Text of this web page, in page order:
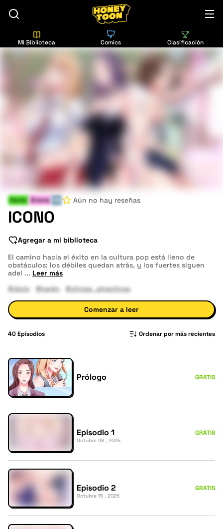
Mi Biblioteca Comics Clasificación
Harén Drama Aún no hay reseñas
ICONO
Agregar a mi biblioteca
El camino hacia el éxito en la cultura pop está lleno de
obstáculos: los débiles quedan atrás, y los fuertes siguen
adel ... Leer más
#ídolo
#harén #chicas_atractivas
Comenzar a leer
40Episodios Ordenar por más recientes
Prólogo GRATIS
Episodio 1
Octubre 08 , 2025
GRATIS
Episodio 2
Octubre 15 , 2025
GRATIS